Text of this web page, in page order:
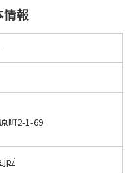
情報
町2-1-69